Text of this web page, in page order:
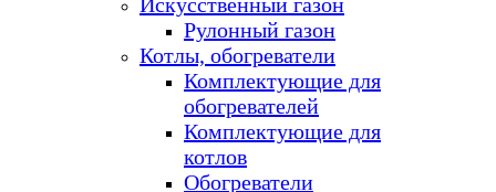
Рулонный газон
Котлы, обогреватели
Комплектующие для
обогревателей
Комплектующие для
котлов
Обогреватели